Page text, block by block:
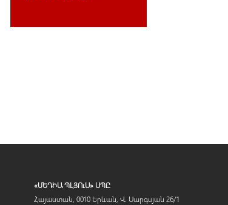
«ՄԵԴԻԱ ՊԼՅՈւՍ» ՍՊԸ
Հայաստան, 0010 Երևան, Վ. Սարգսյան 26/1